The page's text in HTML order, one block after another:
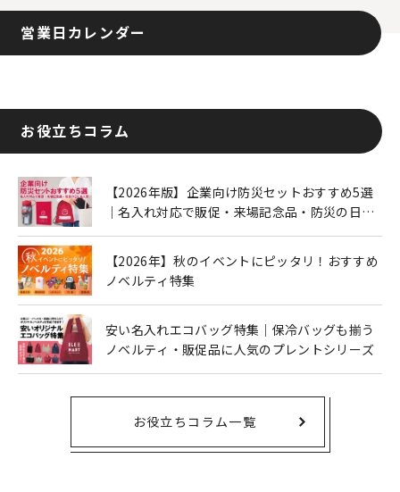
営業日カレンダー
お役立ちコラム
【2026年版】企業向け防災セットおすすめ5選
｜名入れ対応で販促・来場記念品・防災の日に
【2026年】秋のイベントにピッタリ！おすすめ
ノベルティ特集
安い名入れエコバッグ特集｜保冷バッグも揃う
ノベルティ・販促品に人気のプレントシリーズ
お役立ちコラム一覧